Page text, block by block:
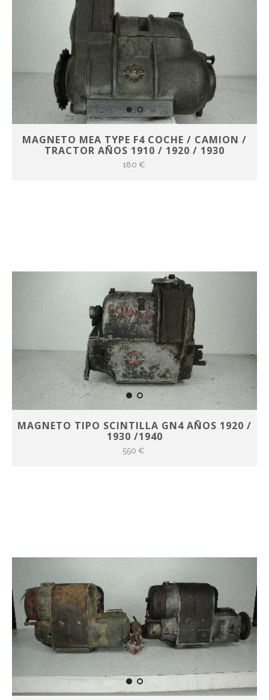
MAGNETO MEA TYPE F4 COCHE / CAMION /
TRACTOR AÑOS 1910 / 1920 / 1930
180 €
MAGNETO TIPO SCINTILLA GN4 AÑOS 1920 /
1930 /1940
550 €